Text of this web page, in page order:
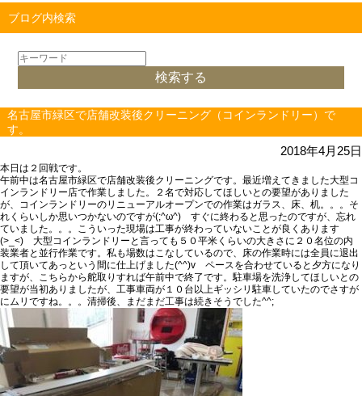
ブログ内検索
名古屋市緑区で店舗改装後クリーニング（コインランドリー）で
す。
2018年4月25日
本日は２回戦です。
午前中は名古屋市緑区で店舗改装後クリーニングです。最近増えてきました大型コ
インランドリー店で作業しました。２名で対応してほしいとの要望がありました
が、コインランドリーのリニューアルオープンでの作業はガラス、床、机。。。そ
れくらいしか思いつかないのですが(;^ω^) すぐに終わると思ったのですが、忘れ
ていました。。。こういった現場は工事が終わっていないことが良くあります
(>_<) 大型コインランドリーと言っても５０平米くらいの大きさに２０名位の内
装業者と並行作業です。私も場数はこなしているので、床の作業時には全員に退出
して頂いてあっという間に仕上げました(^^)v ペースを合わせていると夕方になり
ますが、こちらから舵取りすれば午前中で終了です。駐車場を洗浄してほしいとの
要望が当初ありましたが、工事車両が１０台以上ギッシリ駐車していたのでさすが
にムリですね。。。清掃後、まだまだ工事は続きそうでした^^;